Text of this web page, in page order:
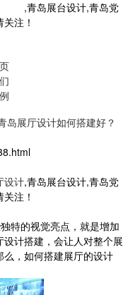
,青岛展台设计,青岛党
关注！
岛展厅设计如何搭建好？
设计,青岛展台设计,青岛党
注！
特的视觉亮点，就是增加
计搭建，会让人对整个展
，如何搭建展厅的设计